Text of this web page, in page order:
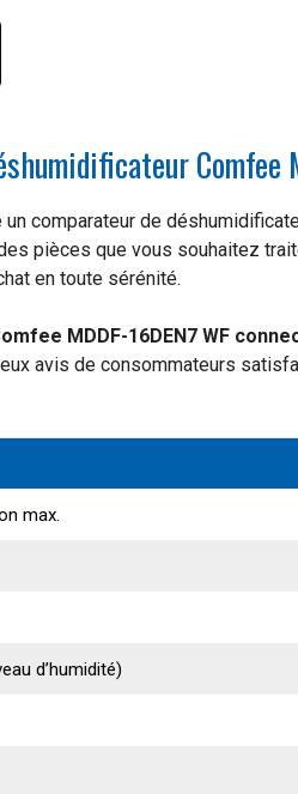
Comfee
comparateur de
pièces que vous souhaitez
en toute sérénité.
MDDF-16DEN7 WF
avis de consommateurs
max.
d’humidité)